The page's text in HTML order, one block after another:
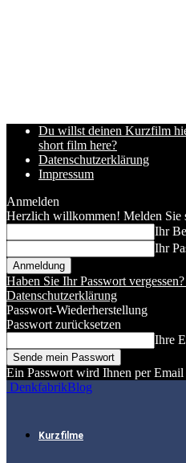
Du willst deinen Kurzfilm
short film here?
Datenschutzerklärung
Impressum
Anmelden
Herzlich willkommen! Melden Sie
Ihr
Ihr
Haben Sie Ihr Passwort
Datenschutzerklärung
Passwort-Wiederherstellung
Passwort zurücksetzen
Ihre
Ein Passwort wird Ihnen per Email
DenkfabrikBlog
Kurzfilme